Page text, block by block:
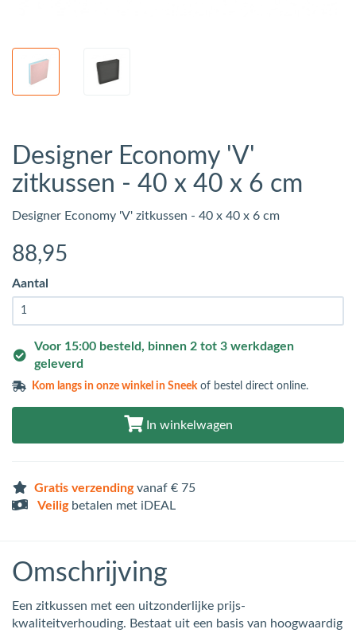
Designer Economy 'V'
zitkussen - 40 x 40 x 6 cm
Designer Economy 'V' zitkussen - 40 x 40 x 6 cm
88,95
Aantal
Voor 15:00 besteld, binnen 2 tot 3 werkdagen
geleverd
Kom langs inonze winkel in Sneek of bestel direct online.
In winkelwagen
Gratis verzendingvanaf € 75
Veiligbetalen met iDEAL
Omschrijving
Een zitkussen met een uitzonderlijke prijs-
kwaliteitverhouding. Bestaat uit een basis van hoogwaardig